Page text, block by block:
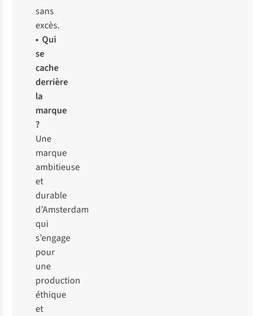
sans
excès.
• Qui
se
cache
derrière
la
marque
?
Une
marque
ambitieuse
et
durable
d’Amsterdam
qui
s’engage
pour
une
production
éthique
et